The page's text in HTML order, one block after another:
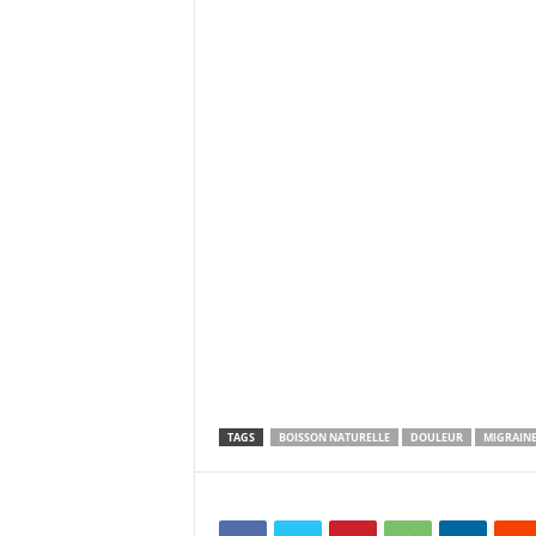
TAGS BOISSON NATURELLE DOULEUR MIGRAINE